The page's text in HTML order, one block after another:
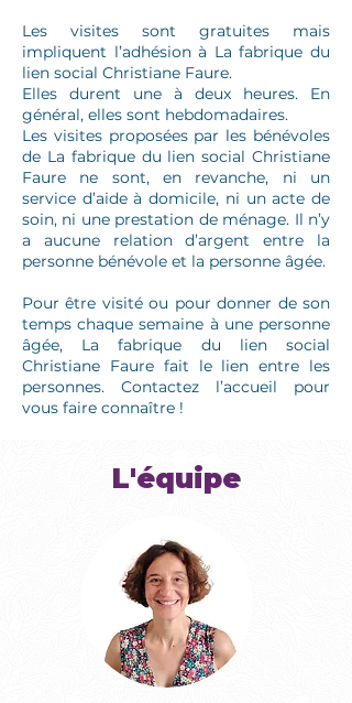
Les visites sont gratuites mais
impliquent l’adhésion à La fabrique du
lien social Christiane Faure.
Elles durent une à deux heures. En
général, elles sont hebdomadaires.
Les visites proposées par les bénévoles
de La fabrique du lien social Christiane
Faure ne sont, en revanche, ni un
service d’aide à domicile, ni un acte de
soin, ni une prestation de ménage. Il n’y
a aucune relation d’argent entre la
personne bénévole et la personne âgée.
Pour être visité ou pour donner de son
temps chaque semaine à une personne
âgée, La fabrique du lien social
Christiane Faure fait le lien entre les
personnes. Contactez l’accueil pour
vous faire connaître !
L'équipe